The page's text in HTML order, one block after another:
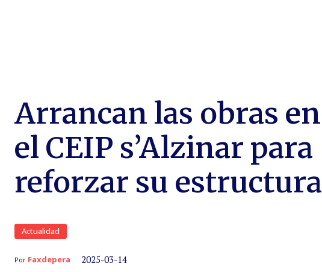
Arrancan las obras en
el CEIP s’Alzinar para
reforzar su estructura
Actualidad
Por Faxdepera 2025-03-14